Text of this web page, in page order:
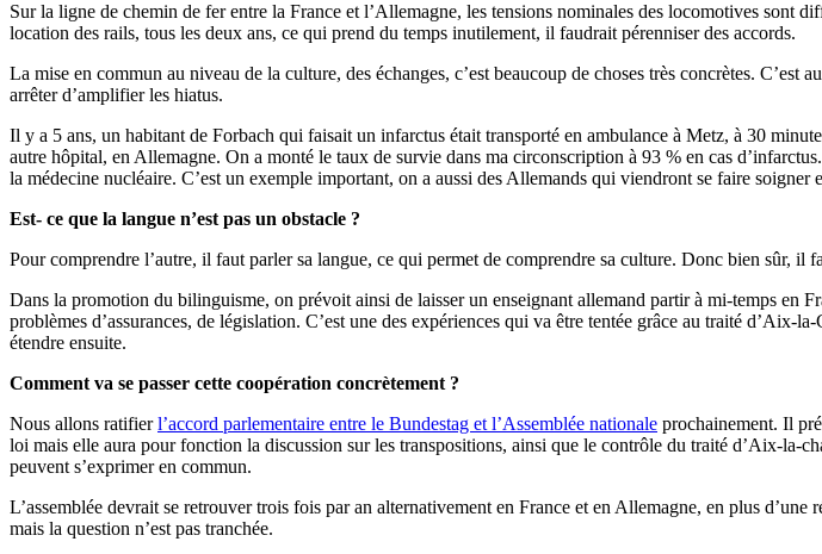
Sur la ligne de chemin de fer entre la France et l’Allemagne, les tensions nominales des locomotives sont
location des rails, tous les deux ans, ce qui prend du temps inutilement, il faudrait pérenniser des accords.
La mise en commun au niveau de la culture, des échanges, c’est beaucoup de choses très concrètes.
arrêter d’amplifier les hiatus.
Il y a 5 ans, un habitant de Forbach qui faisait un infarctus était transporté en ambulance à Metz, à 30
autre hôpital, en Allemagne. On a monté le taux de survie dans ma circonscription à 93 % en cas
la médecine nucléaire. C’est un exemple important, on a aussi des Allemands qui viendront se faire soigner
Est- ce que la langue n’est pas un obstacle ?
Pour comprendre l’autre, il faut parler sa langue, ce qui permet de comprendre sa culture. Donc bien sûr, il
Dans la promotion du bilinguisme, on prévoit ainsi de laisser un enseignant allemand partir à mi-temps en
problèmes d’assurances, de législation. C’est une des expériences qui va être tentée grâce au traité
étendre ensuite.
Comment va se passer cette coopération concrètement ?
Nous allons ratifierl’accord parlementaire entre le Bundestag et l’Assemblée nationale prochainement. Il
loi mais elle aura pour fonction la discussion sur les transpositions, ainsi que le contrôle du traité d’Aix-la-
peuvent s’exprimer en commun.
L’assemblée devrait se retrouver trois fois par an alternativement en France et en Allemagne, en plus
mais la question n’est pas tranchée.